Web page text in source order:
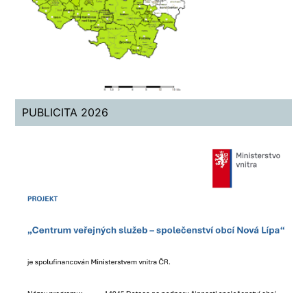
PUBLICITA 2026